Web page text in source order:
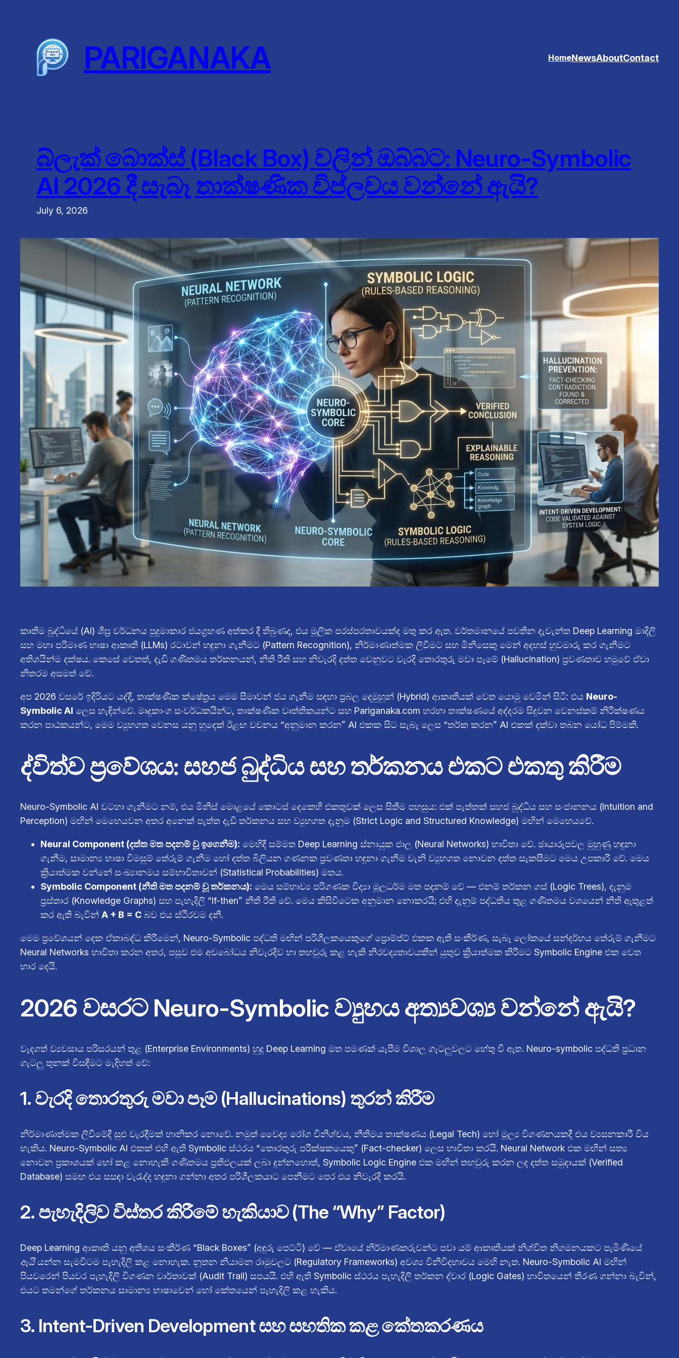
PARIGANAKA HomeNewsAboutContact
බ්ලැක් බොක්ස් (Black Box) වලින් ඔබ්බට: Neuro-Symbolic
AI 2026 දී සැබෑ තාක්ෂණික විප්ලවය වන්නේ ඇයි?
July 6, 2026
කෘතිම බුද්ධියේ (AI) ශීඝ්‍ර වර්ධනය පුදුමාකාර ජයග්‍රහණ අත්කර දී තිබුණද, එය මූලික පරස්පරතාවයක්ද මතු කර ඇත. වර්තමානයේ පවතින දැවැන්ත Deep Learning මාදිලි
සහ මහා පරිමාණ භාෂා ආකෘති (LLMs) රටාවන් හඳුනා ගැනීමට (Pattern Recognition), නිර්මාණාත්මක ලිවීමට සහ මිනිසෙකු මෙන් අදහස් හුවමාරු කර ගැනීමට
අතිශයින්ම දක්ෂය. කෙසේ වෙතත්, දැඩි ගණිතමය තර්කනයන්, නීති රීති සහ නිවැරදි දත්ත වෙනුවට වැරදි තොරතුරු මවා පෑමේ (Hallucination) ප්‍රවණතාව හමුවේ ඒවා
නිතරම අසමත් වේ.
අප 2026 වසරේ ඉදිරියට යද්දී, තාක්ෂණික ක්ෂේත්‍රය මෙම සීමාවන් ජය ගැනීම සඳහා ප්‍රබල දෙමුහුන් (Hybrid) ආකෘතියක් වෙත යොමු වෙමින් සිටී: එය Neuro-
Symbolic AI ලෙස හැඳින්වේ. මෘදුකාංග සංවර්ධකයින්ට, තාක්ෂණික වෘත්තිකයන්ට සහ Pariganaka.com හරහා තාක්ෂණයේ අද්දරම සිදුවන වෙනස්කම් නිරීක්ෂණය
කරන පාඨකයන්ට, මෙම ව්‍යුහගත වෙනස යනු හුදෙක් ඊළඟ වචනය “අනුමාන කරන” AI එකක සිට සැබෑ ලෙස “තර්ක කරන” AI එකක් දක්වා තබන යෝධ පිම්මකි.
ද්විත්ව ප්‍රවේශය: සහජ බුද්ධිය සහ තර්කනය එකට එකතු කිරීම
Neuro-Symbolic AI වටහා ගැනීමට නම්, එය මිනිස් මොළයේ කොටස් දෙකෙහි එකතුවක් ලෙස සිතීම පහසුය: එක් පැත්තක් සහජ බුද්ධිය සහ සංජානනය (Intuition and
Perception) මඟින් මෙහෙයවන අතර අනෙක් පැත්ත දැඩි තර්කනය සහ ව්‍යුහගත දැනුම (Strict Logic and Structured Knowledge) මඟින් මෙහෙයවේ.
Neural Component (දත්ත මත පදනම් වූ ඉගෙනීම): මෙහිදී සම්මත Deep Learning ස්නායුක ජාල (Neural Networks) භාවිතා වේ. ඡායාරූපවල මුහුණු හඳුනා
ගැනීම, සාමාන්‍ය භාෂා විමසුම් තේරුම් ගැනීම හෝ දත්ත බිලියන ගණනක ප්‍රවණතා හඳුනා ගැනීම වැනි ව්‍යුහගත නොවන දත්ත සැකසීමට මෙය උපකාරී වේ. මෙය
ක්‍රියාත්මක වන්නේ සංඛ්‍යානමය සම්භාවිතාවන් (Statistical Probabilities) මතය.
Symbolic Component (නීති මත පදනම් වූ තර්කනය): මෙය සම්භාව්‍ය පරිගණක විද්‍යා මූලධර්ම මත පදනම් වේ — එනම් තර්කන ගස් (Logic Trees), දැනුම
ප්‍රස්තාර (Knowledge Graphs) සහ පැහැදිලි “If-then” නීති රීති වේ. මෙය කිසිවිටෙක අනුමාන නොකරයි; එහි දැනුම් පද්ධතිය තුළ ගණිතමය වශයෙන් නීති ඇතුළත්
කර ඇති බැවින් A + B = C බව එය ස්ථිරවම දනී.
මෙම ප්‍රවේශයන් දෙක ඒකාබද්ධ කිරීමෙන්, Neuro-Symbolic පද්ධති මඟින් පරිශීලකයෙකුගේ ප්‍රොම්ප්ට් එකක ඇති සංකීර්ණ, සැබෑ ලෝකයේ සන්දර්භය තේරුම් ගැනීමට
Neural Networks භාවිතා කරන අතර, පසුව එම අවබෝධය නිවැරදිව හා තහවුරු කළ හැකි නිරවද්‍යතාවයකින් යුතුව ක්‍රියාත්මක කිරීමට Symbolic Engine එක වෙත
භාර දෙයි.
2026 වසරට Neuro-Symbolic ව්‍යුහය අත්‍යවශ්‍ය වන්නේ ඇයි?
වැදගත් ව්‍යවසාය පරිසරයන් තුළ (Enterprise Environments) හුදු Deep Learning මත පමණක් යැපීම විශාල ගැටලුවලට හේතු වී ඇත. Neuro-symbolic පද්ධති ප්‍රධාන
ගැටලු තුනක් විසඳීමට මැදිහත් වේ:
1. වැරදි තොරතුරු මවා පෑම (Hallucinations) තුරන් කිරීම
නිර්මාණාත්මක ලිවීමේදී සුළු වැරදීමක් හානිකර නොවේ. නමුත් වෛද්‍ය රෝග විනිශ්චය, නීතිමය තාක්ෂණය (Legal Tech) හෝ මූල්‍ය විගණනයකදී එය ව්‍යසනකාරී විය
හැකිය. Neuro-Symbolic AI එකක් එහි ඇති Symbolic ස්ථරය “තොරතුරු පරීක්ෂකයෙකු” (Fact-checker) ලෙස භාවිතා කරයි. Neural Network එක මඟින් සත්‍ය
නොවන ප්‍රකාශයක් හෝ කළ නොහැකි ගණිතමය ප්‍රතිඵලයක් ලබා දුන්නහොත්, Symbolic Logic Engine එක මඟින් තහවුරු කරන ලද දත්ත සමුදායක් (Verified
Database) සමඟ එය සසඳා වැරැද්ද හඳුනා ගන්නා අතර පරිශීලකයාට පෙනීමට පෙර එය නිවැරදි කරයි.
2. පැහැදිලිව විස්තර කිරීමේ හැකියාව (The “Why” Factor)
Deep Learning ආකෘති යනු අතිශය සංකීර්ණ “Black Boxes” (අඳුරු පෙට්ටි) වේ — ඒවායේ නිර්මාණකරුවන්ට පවා යම් ආකෘතියක් නිශ්චිත නිගමනයකට පැමිණියේ
ඇයියන්න සැමවිටම පැහැදිලි කළ නොහැක. නූතන නියාමන රාමුවලට (Regulatory Frameworks) අවශ්‍ය විනිවිදභාවය මෙහි නැත. Neuro-Symbolic AI මඟින්
පියවරෙන් පියවර පැහැදිලි විගණන වාර්තාවක් (Audit Trail) සපයයි. එහි ඇති Symbolic ස්ථරය පැහැදිලි තර්කන ද්වාර (Logic Gates) භාවිතයෙන් තීරණ ගන්නා බැවින්,
එයට තමන්ගේ තර්කනය සාමාන්‍ය භාෂාවෙන් හෝ කේතයෙන් පැහැදිලි කළ හැකිය.
3. Intent-Driven Development සහ සහතික කළ කේතකරණය